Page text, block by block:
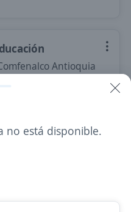
Antioquia
no está disponible.